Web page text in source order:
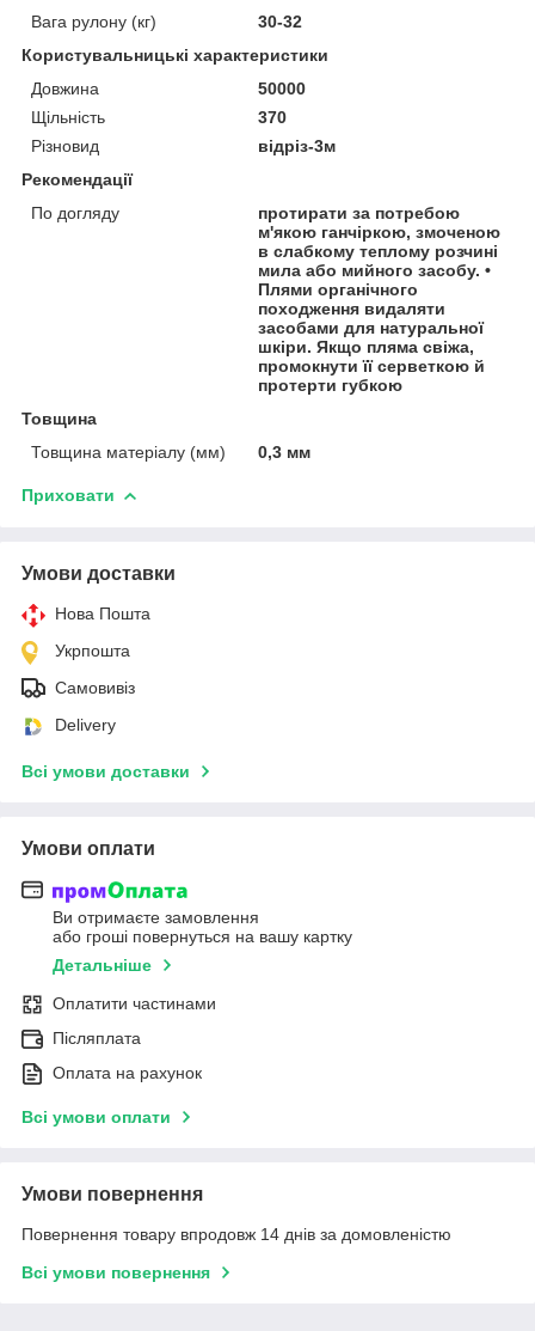
Вага рулону (кг)
30-32
Користувальницькі характеристики
Довжина
50000
Щільність
370
Різновид
відріз-3м
Рекомендації
По догляду
протирати за потребою
м'якою ганчіркою, змоченою
в слабкому теплому розчині
мила або мийного засобу. •
Плями органічного
походження видаляти
засобами для натуральної
шкіри. Якщо пляма свіжа,
промокнути її серветкою й
протерти губкою
Товщина
Товщина матеріалу (мм)
0,3 мм
Приховати
Умови доставки
Нова Пошта
Укрпошта
Самовивіз
Delivery
Всі умови доставки
Умови оплати
Ви отримаєте замовлення
або гроші повернуться на вашу картку
Детальніше
Оплатити частинами
Післяплата
Оплата на рахунок
Всі умови оплати
Умови повернення
Повернення товару впродовж 14 днів за домовленістю
Всі умови повернення